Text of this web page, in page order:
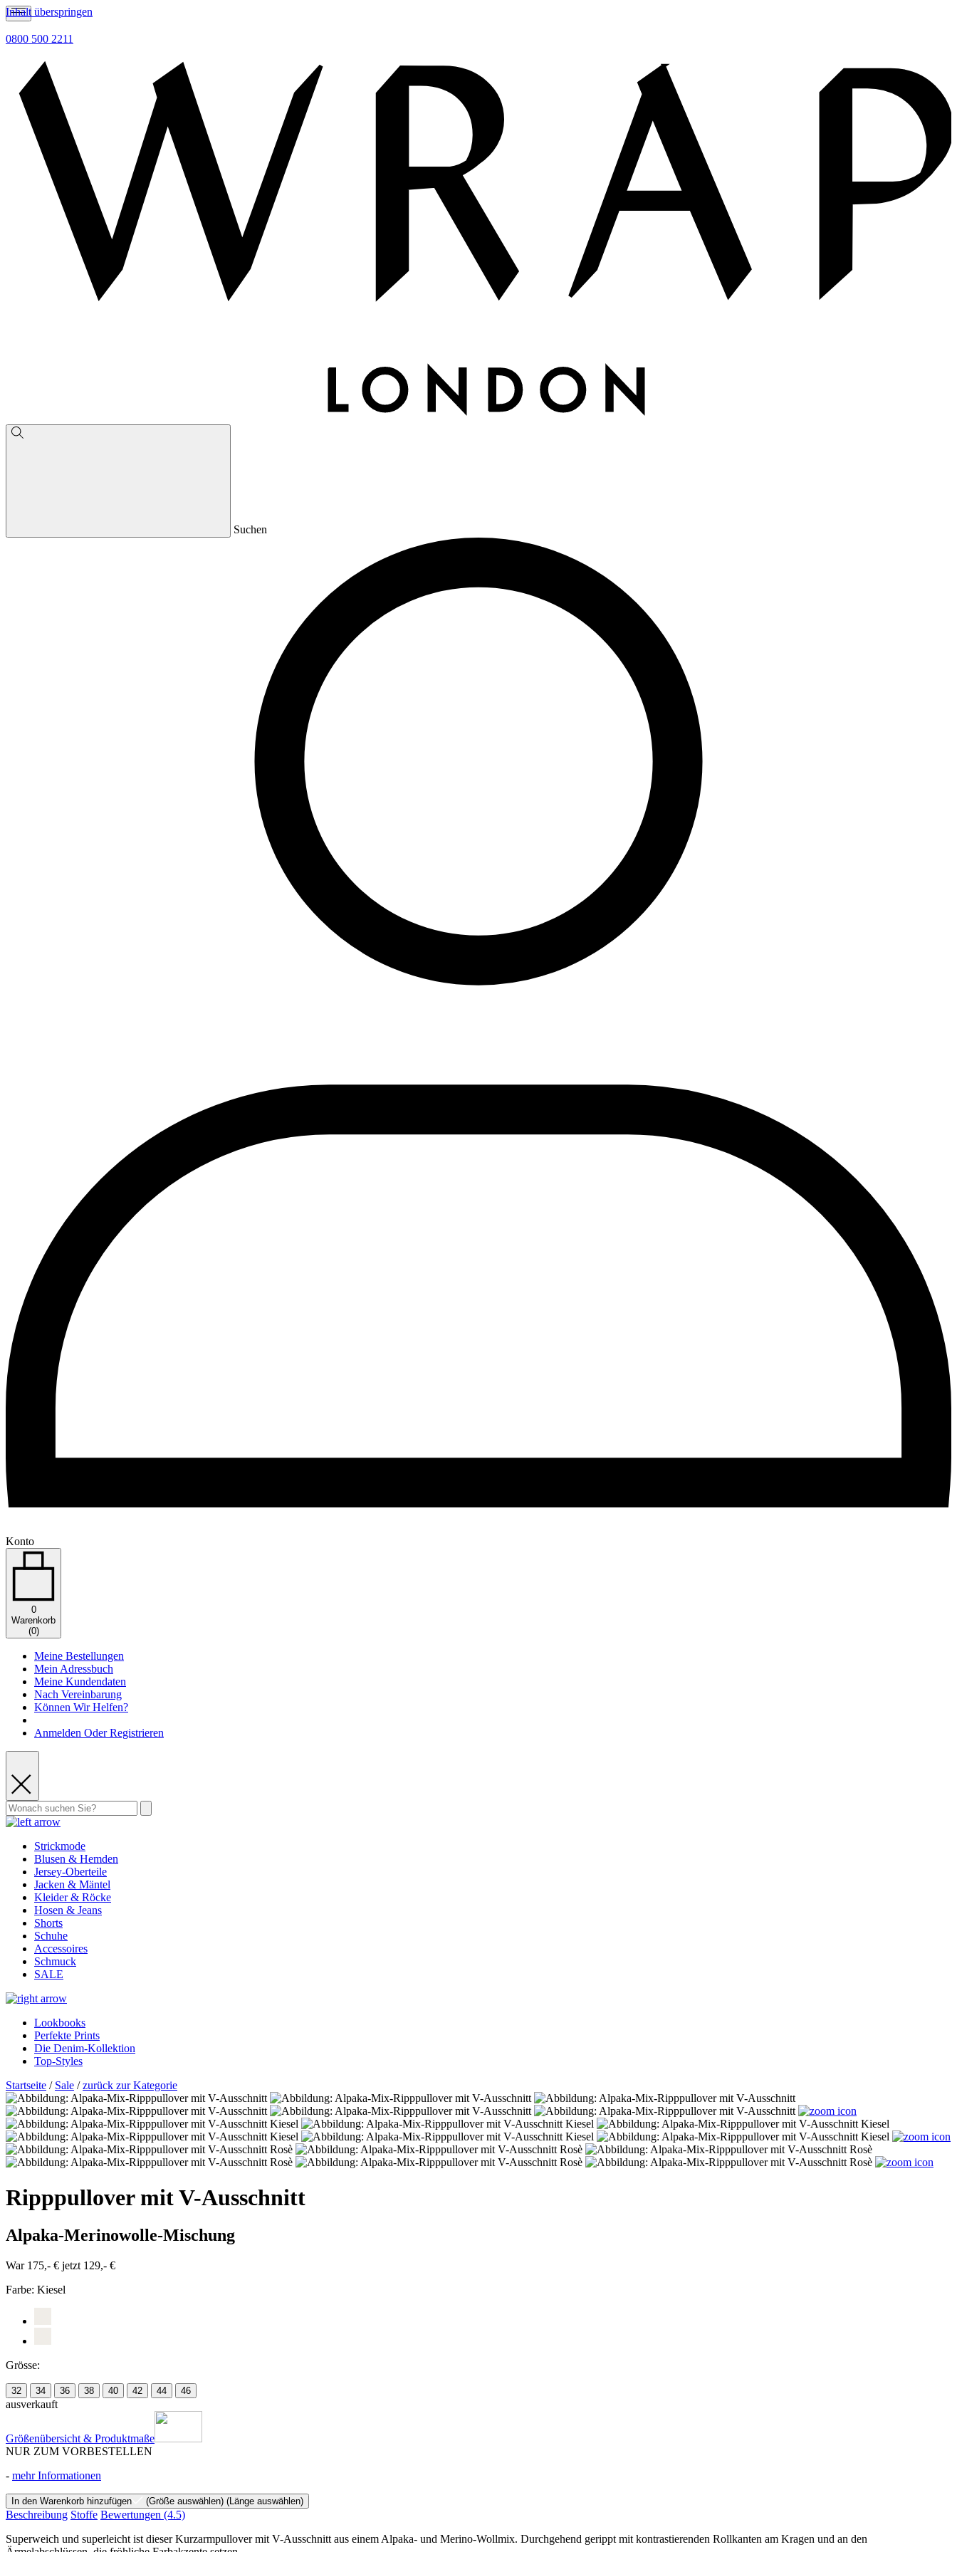
Inhalt überspringen
0800 500 2211
Suchen
Konto
0
Warenkorb
(0)
Meine Bestellungen
Mein Adressbuch
Meine Kundendaten
Nach Vereinbarung
Können Wir Helfen?
Anmelden Oder Registrieren
Strickmode
Blusen & Hemden
Jersey-Oberteile
Jacken & Mäntel
Kleider & Röcke
Hosen & Jeans
Shorts
Schuhe
Accessoires
Schmuck
SALE
Lookbooks
Perfekte Prints
Die Denim-Kollektion
Top-Styles
Startseite / Sale /zurück zur Kategorie
Ripppullover mit V-Ausschnitt
Alpaka-Merinowolle-Mischung
War 175,- € jetzt 129,- €
Farbe: Kiesel
Grösse:
32 34 36 38 40 42 44 46
ausverkauft
Größenübersicht & Produktmaße
NUR ZUM VORBESTELLEN
- mehr Informationen
In den Warenkorb hinzufügen (Größe auswählen) (Länge auswählen)
Beschreibung Stoffe Bewertungen (4.5)
Superweich und superleicht ist dieser Kurzarmpullover mit V-Ausschnitt aus einem Alpaka- und Merino-Wollmix. Durchgehend gerippt mit kontrastierenden Rollkanten am Kragen und an den